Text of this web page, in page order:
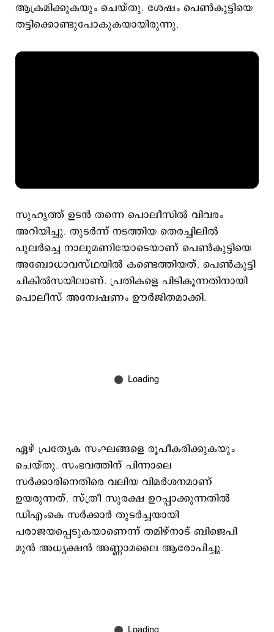
ആക്രമിക്കുകയും ചെയ്തു. ശേഷം പെണ്‍കുട്ടിയെ
തട്ടിക്കൊണ്ടുപോകുകയായിരുന്നു.
സുഹൃത്ത് ഉടന്‍ തന്നെ പൊലീസില്‍ വിവരം
അറിയിച്ചു. തുടര്‍ന്ന് നടത്തിയ തെരച്ചിലില്‍
പുലര്‍ച്ചെ നാലുമണിയോടെയാണ് പെണ്‍കുട്ടിയെ
അബോധാവസ്ഥയില്‍ കണ്ടെത്തിയത്. പെണ്‍കുട്ടി
ചികില്‍സയിലാണ്. പ്രതികളെ പിടികൂന്നതിനായി
പൊലീസ് അന്വേഷണം ഊര്‍ജിതമാക്കി.
ഏഴ് പ്രത്യേക സംഘങ്ങളെ രൂപീകരിക്കുകയും
ചെയ്തു. സംഭവത്തിന് പിന്നാലെ
സര്‍ക്കാരിനെതിരെ വലിയ വിമര്‍ശനമാണ്
ഉയരുന്നത്. സ്ത്രീ സുരക്ഷ ഉറപ്പാക്കുന്നതില്‍
ഡിഎംകെ സര്‍ക്കാര്‍ തുടര്‍ച്ചയായി
പരാജയപ്പെടുകയാണെന്ന് തമിഴ്നാട് ബിജെപി
മുന്‍ അധ്യക്ഷന്‍ അണ്ണാമലൈ ആരോപിച്ചു.